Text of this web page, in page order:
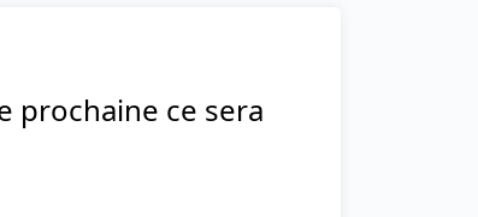
prochaine ce sera